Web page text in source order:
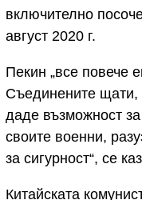
включително
август 2020 г.
Пекин „все повече
Съединените щати,
даде възможност
своите военни,
за сигурност“, се
Китайската